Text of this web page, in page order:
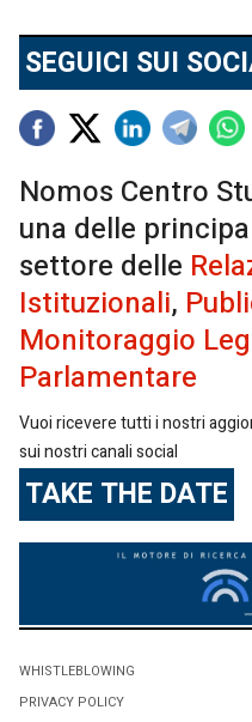
SEGUICI SUI
Nomos Centro
una delle
settore delle
Istituzionali,
Monitoraggio
Parlamentare
Vuoi ricevere tutti i nostri
sui nostri canali social
TAKE THE DATE
WHISTLEBLOWING
PRIVACY POLICY